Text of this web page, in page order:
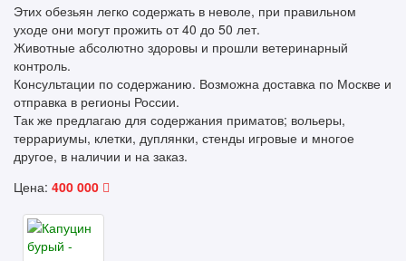
Этих обезьян легко содержать в неволе, при правильном
уходе они могут прожить от 40 до 50 лет.
Животные абсолютно здоровы и прошли ветеринарный
контроль.
Консультации по содержанию. Возможна доставка по Москве и
отправка в регионы России.
Так же предлагаю для содержания приматов; вольеры,
террариумы, клетки, дуплянки, стенды игровые и многое
другое, в наличии и на заказ.
Цена: 400 000